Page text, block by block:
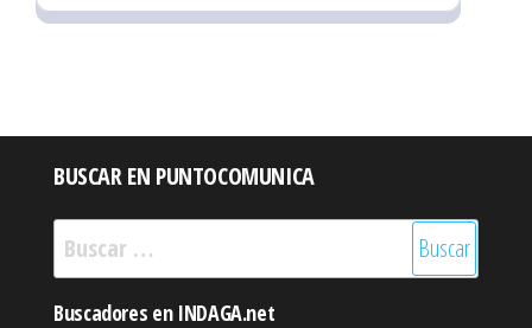
BUSCAR EN PUNTOCOMUNICA
Buscar:
Buscadores en INDAGA.net